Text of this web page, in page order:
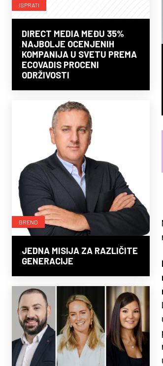
ISPRATI
DIRECT MEDIA MEĐU 35%
NAJBOLJE OCENJENIH
KOMPANIJA U SVETU PREMA
ECOVADIS PROCENI
ODRŽIVOSTI
BREND
JEDNA MISIJA ZA RAZLIČITE
GENERACIJE